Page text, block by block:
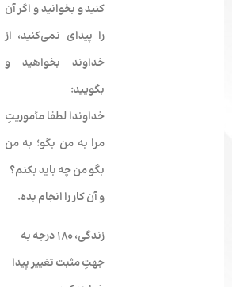
کنید و بخوانید و اگر آن
را پیدای نمی‌­کنید، از
خداوند بخواهید و
بگویید:
خداوندا لطفا مأموریتِ
مرا به من بگو؛ به من
بگو من چه باید بکنم؟
و آن کار را انجام بده.
زندگی، 180 درجه به
جهتِ مثبت تغییر پیدا